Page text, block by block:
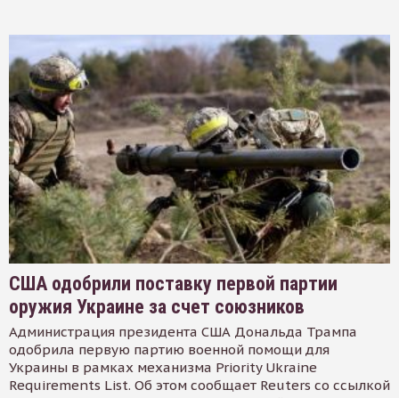
США одобрили поставку первой партии
оружия Украине за счет союзников
Администрация президента США Дональда Трампа
одобрила первую партию военной помощи для
Украины в рамках механизма Priority Ukraine
Requirements List. Об этом сообщает Reuters со ссылкой